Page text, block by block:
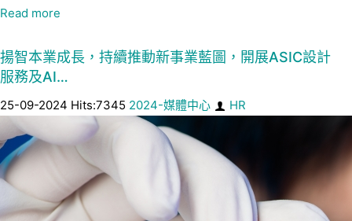
Read more
揚智本業成長，持續推動新事業藍圖，開展ASIC設計
服務及AI…
25-09-2024 Hits:7345 2024-媒體中心 HR